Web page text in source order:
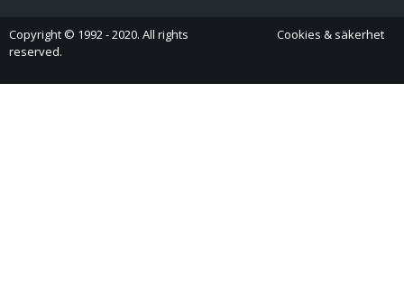
Copyright © 1992 - 2020. All rights
reserved.
Cookies & säkerhet